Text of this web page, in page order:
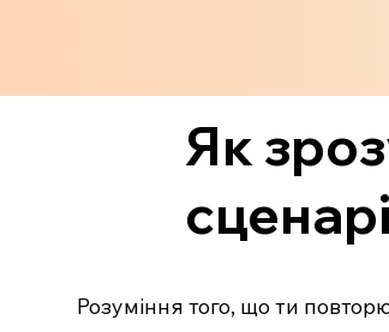
Як
Розуміння того, що ти